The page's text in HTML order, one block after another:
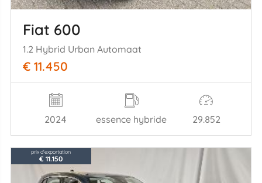
Fiat 600
1.2 Hybrid Urban Automaat
€ 11.450
2024 essence hybride 29.852
prix d'exportation
€ 11.150